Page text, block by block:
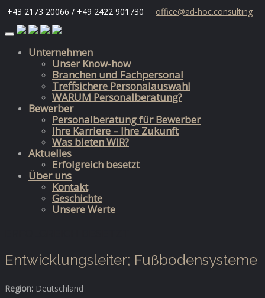
+43 2173 20066 / +49 2422 901730
office@ad-hoc.consulting
Skip
contentUnternehmen
Unser Know-how
Branchen und Fachpersonal
Treffsichere Personalauswahl
WARUM Personalberatung?
Bewerber
Personalberatung für Bewerber
Ihre Karriere – Ihre Zukunft
Was bieten WIR?
Aktuelles
Erfolgreich besetzt
Über uns
Kontakt
Geschichte
Unsere Werte
Entwicklungsleiter; Fußbodensysteme
Region: Deutschland